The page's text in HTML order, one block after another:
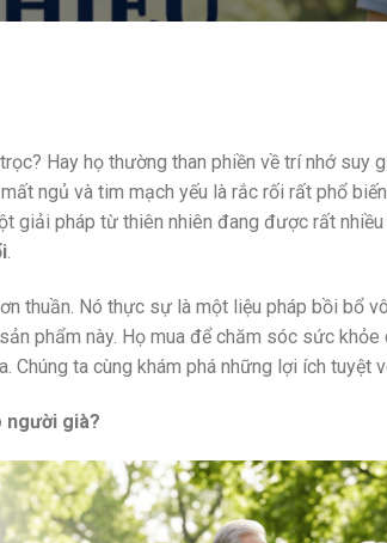
Hay họ thường than phiền về trí nhớ suy
ngủ và tim mạch yếu là rắc rối rất phổ
giải pháp từ thiên nhiên đang được rất
.
thuần. Nó thực sự là một liệu pháp bồi bổ
phẩm này. Họ mua để chăm sóc sức khỏe
Chúng ta cùng khám phá những lợi ích tuyệt
người già?